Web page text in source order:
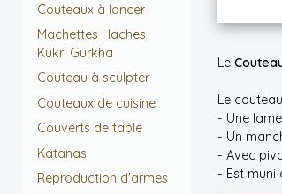
Couteaux à lancer
Machettes Haches
Kukri Gurkha
Couteau à sculpter
Couteaux de cuisine
Couverts de table
Katanas
Reproduction d'armes
Le
Le couteau
- Une
- Un
- Avec
- Est muni